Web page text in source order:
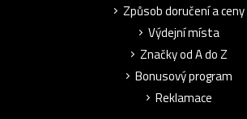
Způsob doručení a ceny
Výdejní místa
Značky od A do Z
Bonusový program
Reklamace